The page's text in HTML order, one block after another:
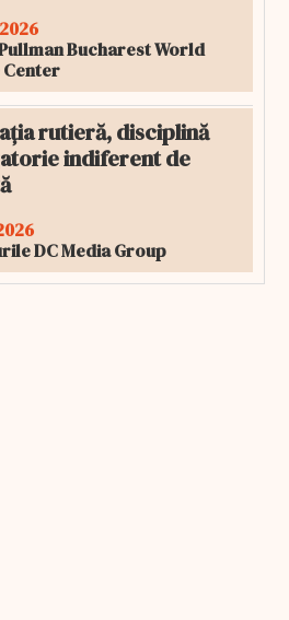
Bucharest World
rutieră, disciplină
indiferent de
DC Media Group